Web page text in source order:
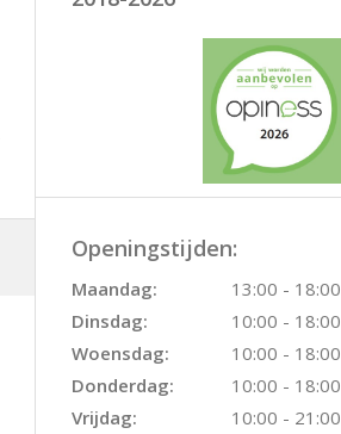
Openingstijden:
Maandag:
13:00 - 18:00
Dinsdag:
10:00 - 18:00
Woensdag:
10:00 - 18:00
Donderdag:
10:00 - 18:00
Vrijdag:
10:00 - 21:00